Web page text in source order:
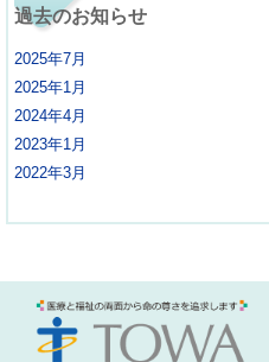
過去のお知らせ
2025年7月
2025年1月
2024年4月
2023年1月
2022年3月